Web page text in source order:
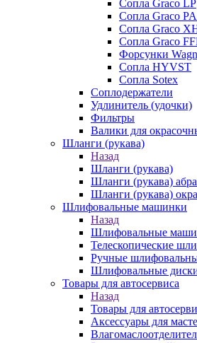
Сопла Graco LP
Сопла Graco
Сопла Graco
Сопла Graco
Форсунки
Сопла HYVST
Сопла Sotex
Соплодержатели
Удлинитель (удочки)
Фильтры
Валики для
Шланги (рукава)
Назад
Шланги (рукава)
Шланги (рукава)
Шланги (рукава)
Шлифовальные машинки
Назад
Шлифовальные
Телескопические
Ручные
Шлифовальные
Товары для автосервиса
Назад
Товары для
Аксессуары для